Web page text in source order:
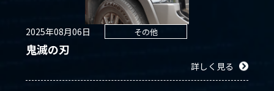
2025年08月06日 その他
鬼滅の刃
詳しく見る